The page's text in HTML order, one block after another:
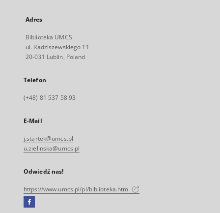
Adres
Biblioteka UMCS
ul. Radziszewskiego 11
20-031 Lublin, Poland
Telefon
(+48) 81 537 58 93
E-Mail
j.startek@umcs.pl
u.zielinska@umcs.pl
Odwiedź nas!
https://www.umcs.pl/pl/biblioteka.htm
Facebook